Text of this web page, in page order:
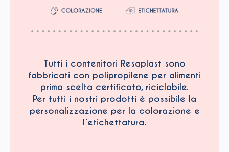
Tutti i contenitori Resaplast sono
fabbricati con polipropilene per alimenti
prima scelta certificato, riciclabile.
Per tutti i nostri prodotti è possibile la
personalizzazione per la colorazione e
l’etichettatura.